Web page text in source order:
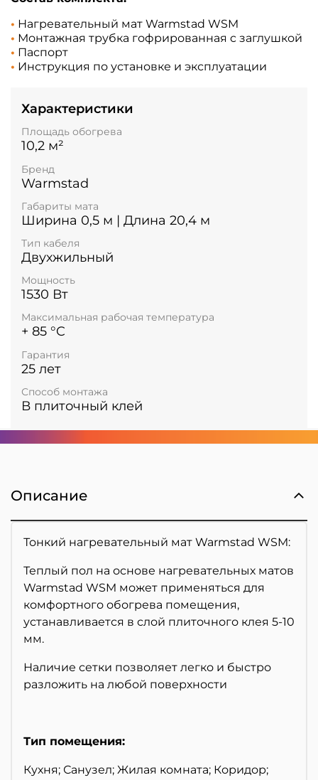
• Нагревательный мат Warmstad WSM
• Монтажная трубка гофрированная c заглушкой
• Паспорт
• Инструкция по установке и эксплуатации
Характеристики
Площадь обогрева
10,2 м²
Бренд
Warmstad
Габариты мата
Ширина 0,5 м | Длина 20,4 м
Тип кабеля
Двухжильный
Мощность
1530 Вт
Максимальная рабочая температура
+ 85 °C
Гарантия
25 лет
Способ монтажа
В плиточный клей
Описание
Тонкий нагревательный мат Warmstad WSM:
Теплый пол на основе нагревательных матов
Warmstad WSM может применяться для
комфортного обогрева помещения,
устанавливается в слой плиточного клея 5-10
мм.
Наличие сетки позволяет легко и быстро
разложить на любой поверхности
Тип помещения:
Кухня; Санузел; Жилая комната; Коридор;